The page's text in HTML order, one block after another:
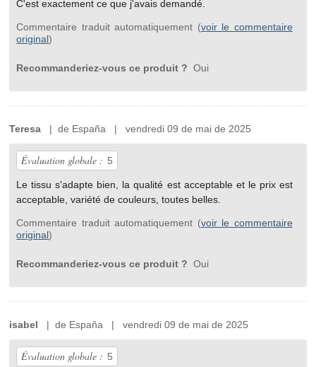
C'est exactement ce que j'avais demandé.
Commentaire traduit automatiquement (voir le commentaire
original)
Recommanderiez-vous ce produit ? Oui
Teresa | de España | vendredi 09 de mai de 2025
Évaluation globale : 5
Le tissu s'adapte bien, la qualité est acceptable et le prix est
acceptable, variété de couleurs, toutes belles.
Commentaire traduit automatiquement (voir le commentaire
original)
Recommanderiez-vous ce produit ? Oui
isabel | de España | vendredi 09 de mai de 2025
Évaluation globale : 5